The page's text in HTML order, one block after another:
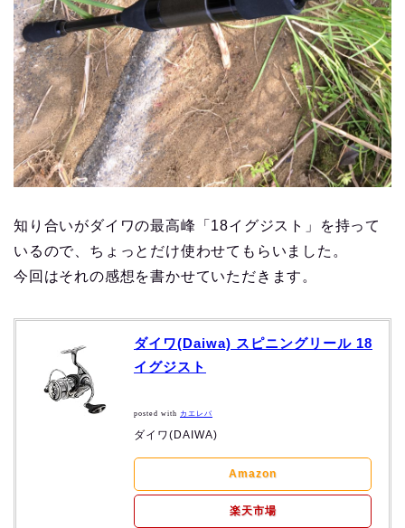
知り合いがダイワの最高峰「18イグジスト」を持って
いるので、ちょっとだけ使わせてもらいました。
今回はそれの感想を書かせていただきます。
ダイワ(Daiwa) スピニングリール 18
イグジスト
posted with カエレバ
ダイワ(DAIWA)
Amazon
楽天市場